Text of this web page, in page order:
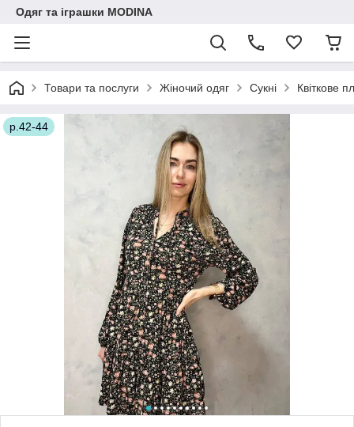
Одяг та іграшки MODINA
Товари та послуги Жіночий одяг Сукні Квіткове
р.42-44